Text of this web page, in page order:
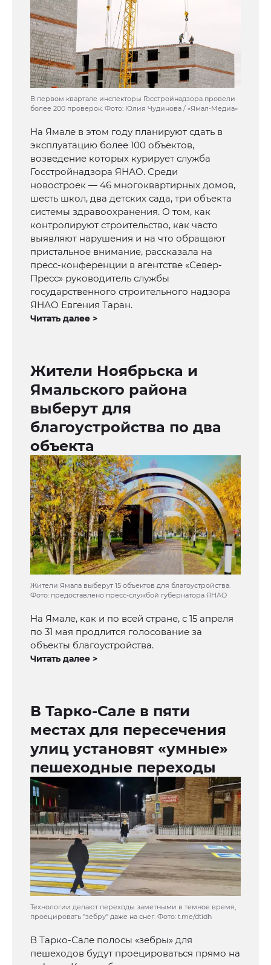
В первом квартале инспекторы Госстройнадзора провели
более 200 проверок. Фото: Юлия Чудинова / «Ямал-Медиа»
На Ямале в этом году планируют сдать в
эксплуатацию более 100 объектов,
возведение которых курирует служба
Госстройнадзора ЯНАО. Среди
новостроек — 46 многоквартирных домов,
шесть школ, два детских сада, три объекта
системы здравоохранения. О том, как
контролируют строительство, как часто
выявляют нарушения и на что обращают
пристальное внимание, рассказала на
пресс-конференции в агентстве «Север-
Пресс» руководитель службы
государственного строительного надзора
ЯНАО Евгения Таран.
Читать далее >
Жители Ноябрьска и
Ямальского района
выберут для
благоустройства по два
объекта
Жители Ямала выберут 15 объектов для благоустройства.
Фото: предоставлено пресс-службой губернатора ЯНАО
На Ямале, как и по всей стране, с 15 апреля
по 31 мая продлится голосование за
объекты благоустройства.
Читать далее >
В Тарко-Сале в пяти
местах для пересечения
улиц установят «умные»
пешеходные переходы
Технологии делают переходы заметными в темное время,
проецировать "зебру" даже на снег. Фото: t.me/dtidh
В Тарко-Сале полосы «зебры» для
пешеходов будут проецироваться прямо на